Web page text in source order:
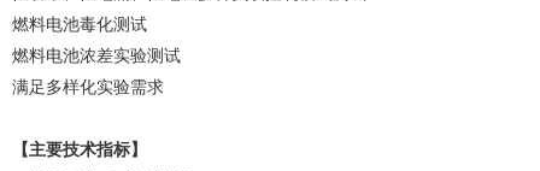
燃料电池毒化测试
燃料电池浓差实验测试
满足多样化实验需求
【主要技术指标】